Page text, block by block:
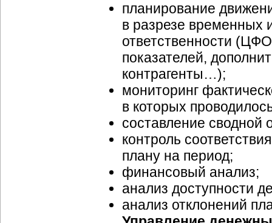
планирование
в разрезе временных
ответственности
показателей,
контрагенты…);
мониторинг
в которых
составление сводной
контроль
плану на период;
финансовый анализ;
анализ доступности
анализ отклонений